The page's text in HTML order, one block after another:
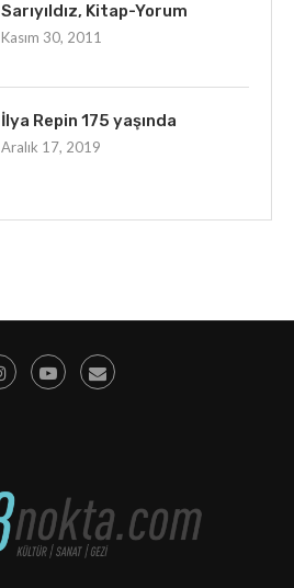
Sarıyıldız, Kitap-Yorum
Kasım 30, 2011
İlya Repin 175 yaşında
Aralık 17, 2019